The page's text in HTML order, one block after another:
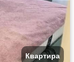
Квартира